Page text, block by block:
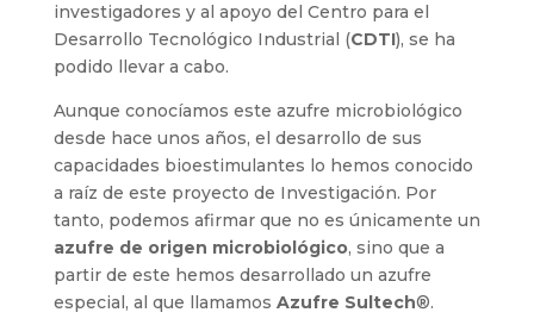
investigadores y al apoyo del Centro para el
Desarrollo Tecnológico Industrial (CDTI), se ha
podido llevar a cabo.
Aunque conocíamos este azufre microbiológico
desde hace unos años, el desarrollo de sus
capacidades bioestimulantes lo hemos conocido
a raíz de este proyecto de Investigación. Por
tanto, podemos afirmar que no es únicamente un
azufre de origen microbiológico, sino que a
partir de este hemos desarrollado un azufre
especial, al que llamamos Azufre Sultech®.